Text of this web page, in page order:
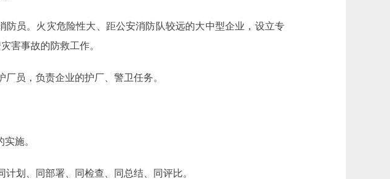
员。火灾危险性大、距公安消防队较远的大中型企业，设立专
害事故的防救工作。
员，负责企业的护厂、警卫任务。
施。
划、同部署、同检查、同总结、同评比。